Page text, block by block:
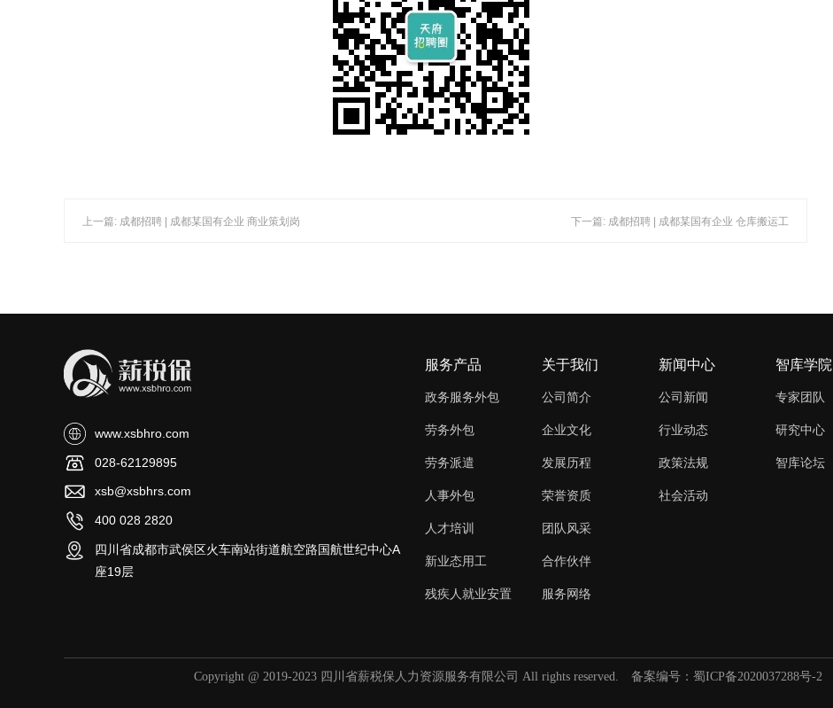
上一篇: 成都招聘 | 成都某国有企业 商业策划岗 下一篇: 成都招聘 | 成都某国有企业 仓库搬运工
www.xsbhro.com
028-62129895
xsb@xsbhrs.com
400 028 2820
四川省成都市武侯区火车南站街道航空路国航世纪中心A
座19层
服务产品
政务服务外包
劳务外包
劳务派遣
人事外包
人才培训
新业态用工
残疾人就业安置
关于我们
公司简介
企业文化
发展历程
荣誉资质
团队风采
合作伙伴
服务网络
新闻中心
公司新闻
行业动态
政策法规
社会活动
智库学院
专家团队
研究中心
智库论坛
Copyright @ 2019-2023 四川省薪税保人力资源服务有限公司 All rights reserved. 备案编号：蜀ICP备2020037288号-2